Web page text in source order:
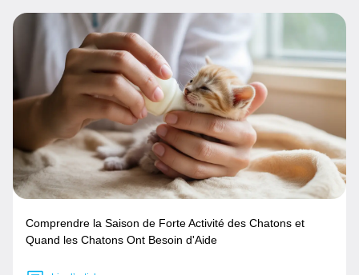
Comprendre la Saison de Forte Activité des Chatons et
Quand les Chatons Ont Besoin d'Aide